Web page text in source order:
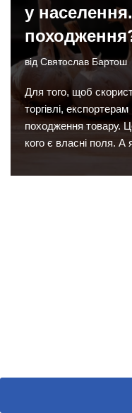
у
від Святослав Бартош
Для того, щоб
торгівлі,
походження товару.
кого є власні поля.